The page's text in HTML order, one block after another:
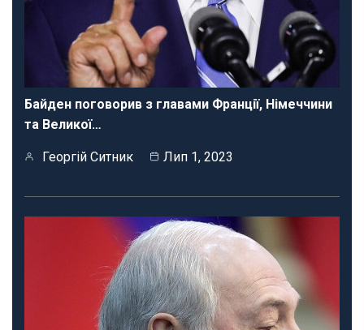
Байден поговорив з главами Франції, Німеччини
та Великої…
Георгій Ситник Лип 1, 2023